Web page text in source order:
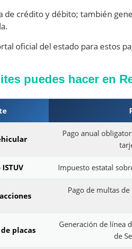
de crédito y débito; también
oficial del estado para estos
puedes hacer en
Pago anual
Impuesto estatal
Pago de multas
placas
Generación de línea
de